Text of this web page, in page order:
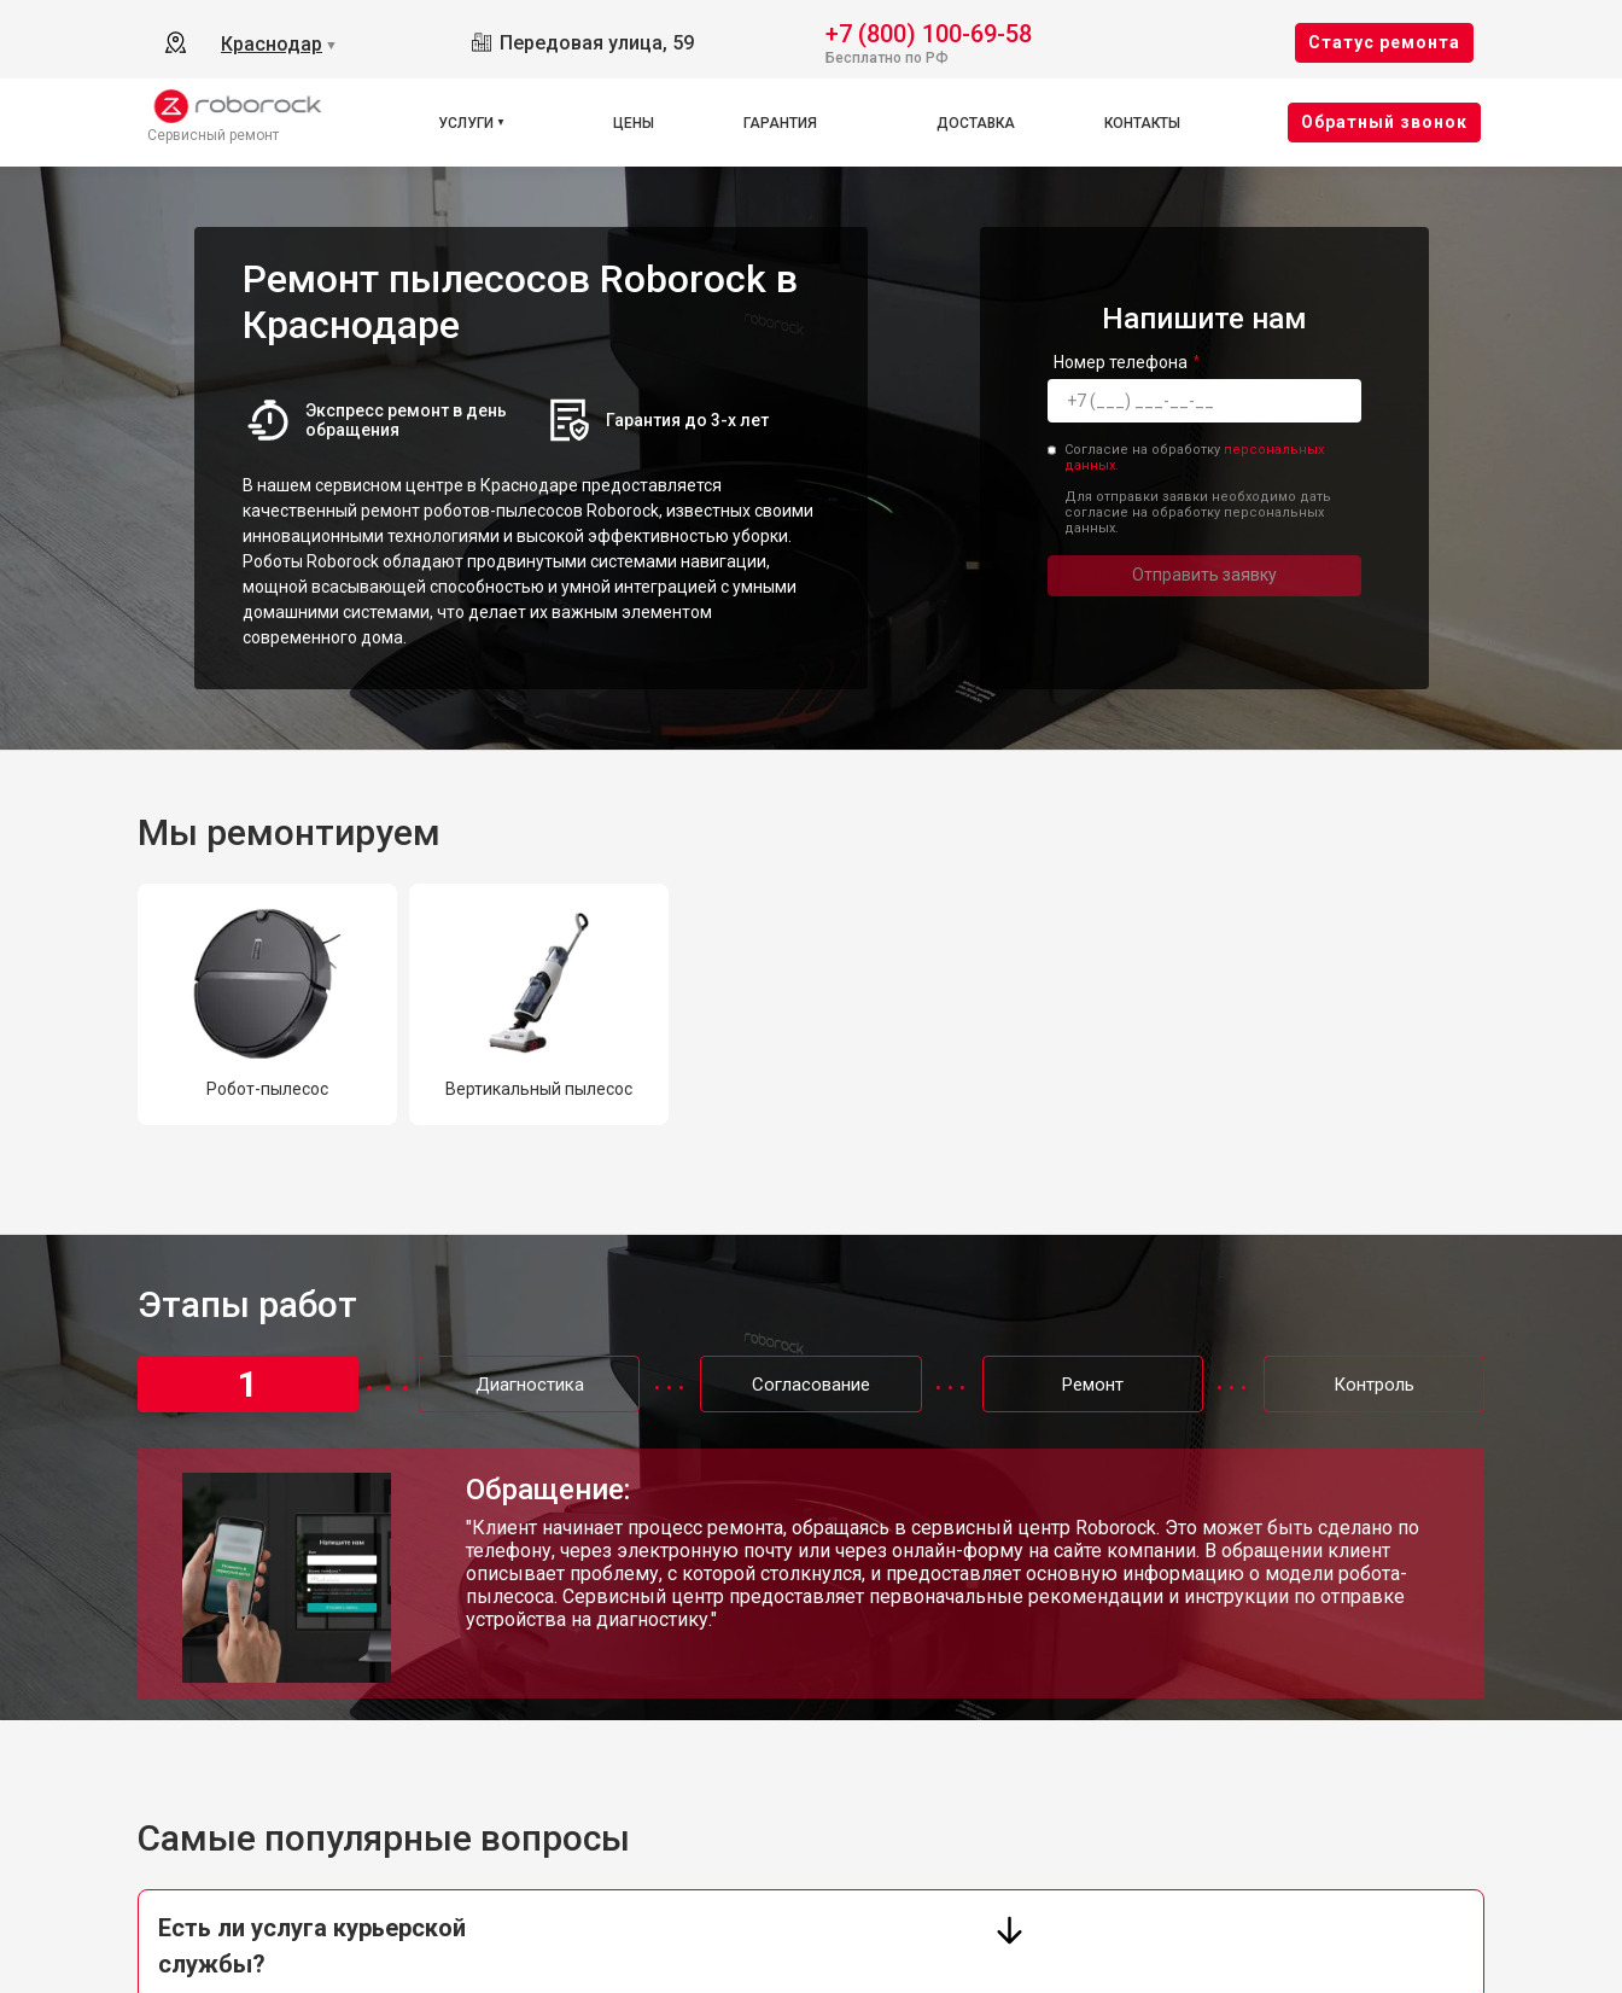
Краснодар ▼ Передовая улица, 59 +7 (800) 100-69-58
Бесплатно по РФ
Cтатус ремонта
Сервисный ремонт
УСЛУГИ ЦЕНЫ ГАРАНТИЯ ДОСТАВКА КОНТАКТЫ Oбратный звонок
Ремонт пылесосов Roborock в
Краснодаре
Экспресс ремонт в день
обращения
Гарантия до 3-х лет
В нашем сервисном центре в Краснодаре предоставляется
качественный ремонт роботов-пылесосов Roborock, известных своими
инновационными технологиями и высокой эффективностью уборки.
Роботы Roborock обладают продвинутыми системами навигации,
мощной всасывающей способностью и умной интеграцией с умными
домашними системами, что делает их важным элементом
современного дома.
Напишите нам
Номер телефона
Согласие на обработку персональных
данных.
Для отправки заявки необходимо дать
согласие на обработку персональных
данных.
Отправить заявку
Мы ремонтируем
Робот-пылесос Вертикальный пылесос
Этапы работ
1
Диагностика Согласование Ремонт Контроль
Обращение:
"Клиент начинает процесс ремонта, обращаясь в сервисный центр Roborock. Это может быть сделано по
телефону, через электронную почту или через онлайн-форму на сайте компании. В обращении клиент
описывает проблему, с которой столкнулся, и предоставляет основную информацию о модели робота-
пылесоса. Сервисный центр предоставляет первоначальные рекомендации и инструкции по отправке
устройства на диагностику."
Самые популярные вопросы
Есть ли услуга курьерской
службы?